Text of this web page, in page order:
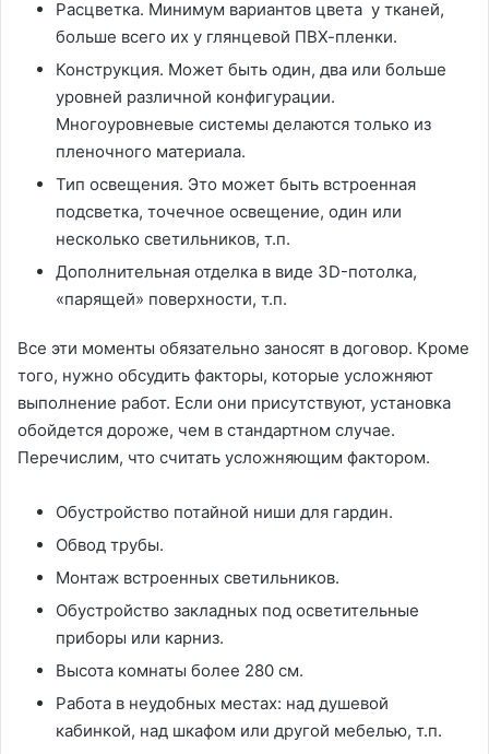
Расцветка. Минимум вариантов цвета у тканей,
больше всего их у глянцевой ПВХ-пленки.
Конструкция. Может быть один, два или больше
уровней различной конфигурации.
Многоуровневые системы делаются только из
пленочного материала.
Тип освещения. Это может быть встроенная
подсветка, точечное освещение, один или
несколько светильников, т.п.
Дополнительная отделка в виде 3D-потолка,
«парящей» поверхности, т.п.
Все эти моменты обязательно заносят в договор. Кроме
того, нужно обсудить факторы, которые усложняют
выполнение работ. Если они присутствуют, установка
обойдется дороже, чем в стандартном случае.
Перечислим, что считать усложняющим фактором.
Обустройство потайной ниши для гардин.
Обвод трубы.
Монтаж встроенных светильников.
Обустройство закладных под осветительные
приборы или карниз.
Высота комнаты более 280 см.
Работа в неудобных местах: над душевой
кабинкой, над шкафом или другой мебелью, т.п.